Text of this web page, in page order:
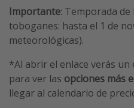
Importante: Temporada
toboganes: hasta el 1 de
meteorológicas).
*Al abrir el enlace verás un
para ver las opciones más
llegar al calendario de